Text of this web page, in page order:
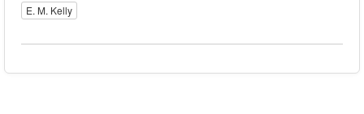
E. M. Kelly